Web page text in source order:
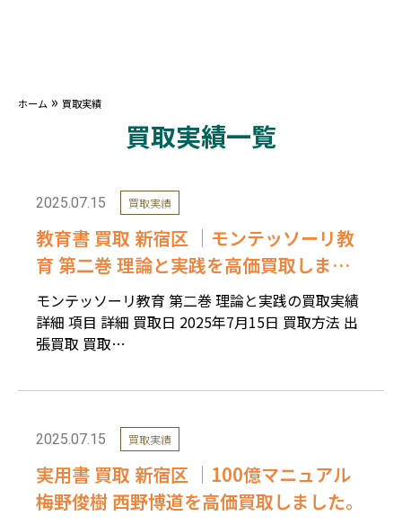
ホーム » 買取実績
買取実績一覧
2025.07.15 買取実績
教育書 買取 新宿区 ｜モンテッソーリ教
育 第二巻 理論と実践を高価買取しまし
た。
モンテッソーリ教育 第二巻 理論と実践の買取実績
詳細 項目 詳細 買取日 2025年7月15日 買取方法 出
張買取 買取…
2025.07.15 買取実績
実用書 買取 新宿区 ｜100億マニュアル
梅野俊樹 西野博道を高価買取しました。